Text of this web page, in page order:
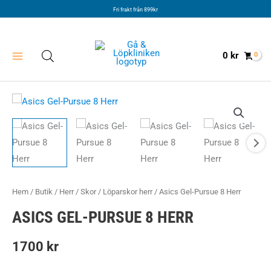
Fri frakt från 899kr
0 kr
Hem / Butik / Herr/ Skor/ Löparskor herr/ Asics Gel-Pursue 8 Herr
ASICS GEL-PURSUE 8 HERR
1700 kr